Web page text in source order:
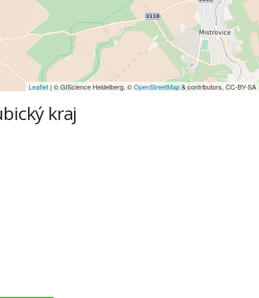
Leaflet | © GIScience Heidelberg, ©OpenStreetMap& contributors, CC-BY-SA
kraj